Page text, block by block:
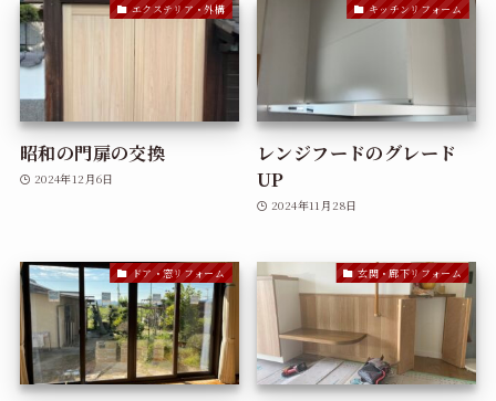
エクステリア・外構
昭和の門扉の交換
2024年12月6日
キッチンリフォーム
レンジフードのグレード
UP
2024年11月28日
ドア・窓リフォーム 玄関・廊下リフォーム